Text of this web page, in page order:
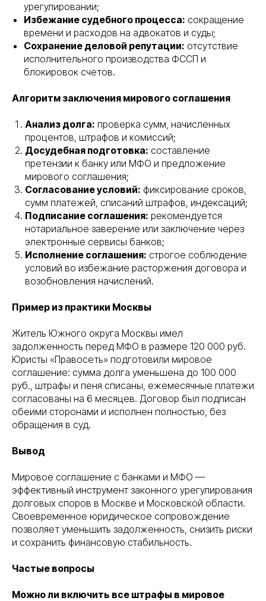
урегулировании;
Избежание судебного процесса: сокращение
времени и расходов на адвокатов и суды;
Сохранение деловой репутации: отсутствие
исполнительного производства ФССП и
блокировок счетов.
Алгоритм заключения мирового соглашения
Анализ долга: проверка сумм, начисленных
процентов, штрафов и комиссий;
Досудебная подготовка: составление
претензии к банку или МФО и предложение
мирового соглашения;
Согласование условий: фиксирование сроков,
сумм платежей, списаний штрафов, индексаций;
Подписание соглашения: рекомендуется
нотариальное заверение или заключение через
электронные сервисы банков;
Исполнение соглашения: строгое соблюдение
условий во избежание расторжения договора и
возобновления начислений.
Пример из практики Москвы
Житель Южного округа Москвы имел
задолженность перед МФО в размере 120 000 руб.
Юристы «Правосеть» подготовили мировое
соглашение: сумма долга уменьшена до 100 000
руб., штрафы и пеня списаны, ежемесячные платежи
согласованы на 6 месяцев. Договор был подписан
обеими сторонами и исполнен полностью, без
обращения в суд.
Вывод
Мировое соглашение с банками и МФО —
эффективный инструмент законного урегулирования
долговых споров в Москве и Московской области.
Своевременное юридическое сопровождение
позволяет уменьшить задолженность, снизить риски
и сохранить финансовую стабильность.
Частые вопросы
Можно ли включить все штрафы в мировое